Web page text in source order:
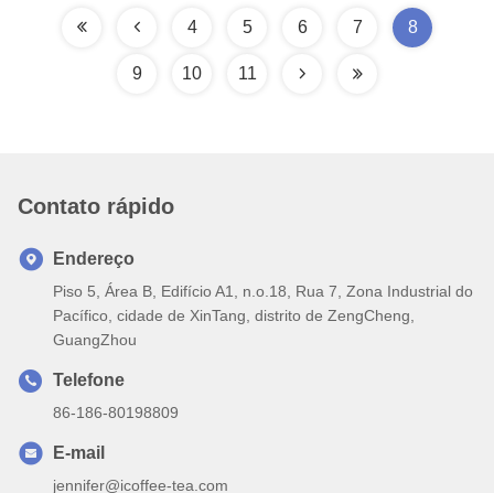
4 5 6 7 8
9 10 11
Contato rápido
Endereço
Piso 5, Área B, Edifício A1, n.o.18, Rua 7, Zona Industrial do
Pacífico, cidade de XinTang, distrito de ZengCheng,
GuangZhou
Telefone
86-186-80198809
E-mail
jennifer@icoffee-tea.com